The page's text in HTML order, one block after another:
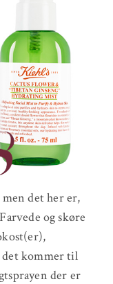
det her er,
og skøre
det kommer til
der er